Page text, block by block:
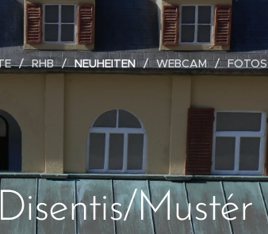
RHB NEUHEITEN WEBCAM FOTOS
Mustér